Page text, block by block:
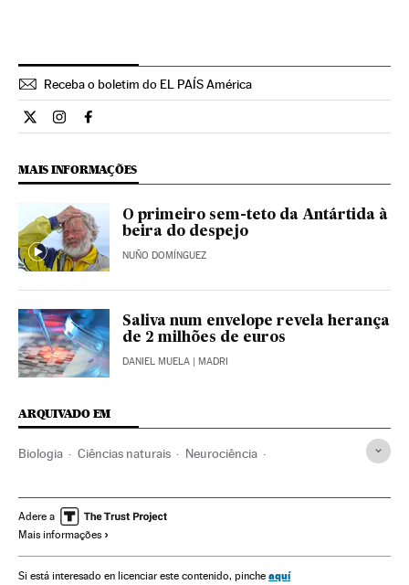
Receba o boletim do EL PAÍS América
Ciencia El País Brasil en Twitter
Ciencia El País Brasil en Instagram
Ciencia El País Brasil en Facebook
MAIS INFORMAÇÕES
O primeiro sem-teto da Antártida à
beira do despejo
NUÑO DOMÍNGUEZ
Saliva num envelope revela herança
de 2 milhões de euros
DANIEL MUELA | MADRI
ARQUIVADO EM
Biologia Ciências naturais Neurociência
Bem-estar Medicina Estilo vida
Adere a
Mais informações
Si está interesado en licenciar este contenido, pinche aquí